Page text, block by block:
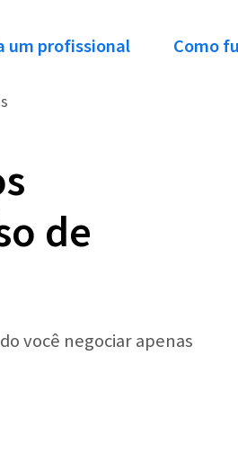
um profissional Como
de
você negociar apenas